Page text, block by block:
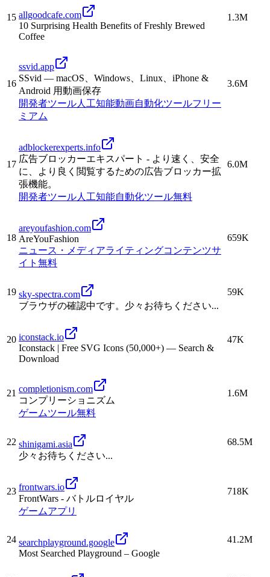
15 allgoodcafe.com
10 Surprising Health Benefits of Freshly Brewed
Coffee
1.3M
16
ssvid.app
SSvid — macOS、Windows、Linux、iPhone &
Android 用動画保存
開発者ツール人工知能動画自動化ツールフリー
ミアム
3.6M
17
adblockerexperts.info
広告ブロッカーエキスパート - より速く、安全
に、より良く閲覧するための広告ブロッカー拡
張機能。
開発者ツール人工知能自動化ツール無料
6.0M
18
areyoufashion.com
AreYouFashion
ニュース・メディアライティングコンテンツサ
イト 無料
659K
19 sky-spectra.com
ブラウザの確認中です。少々お待ちください...
59K
20 iconstack.io
Iconstack | Free SVG Icons (50,000+) — Search &
Download
47K
21 completionism.com
コンプリーショニズム
ゲームツール無料
1.6M
22 shinigami.asia
少々お待ちください...
68.5M
23 frontwars.io
FrontWars - バトルロイヤル
ゲームアプリ
718K
24 searchplayground.google
Most Searched Playground – Google
41.2M